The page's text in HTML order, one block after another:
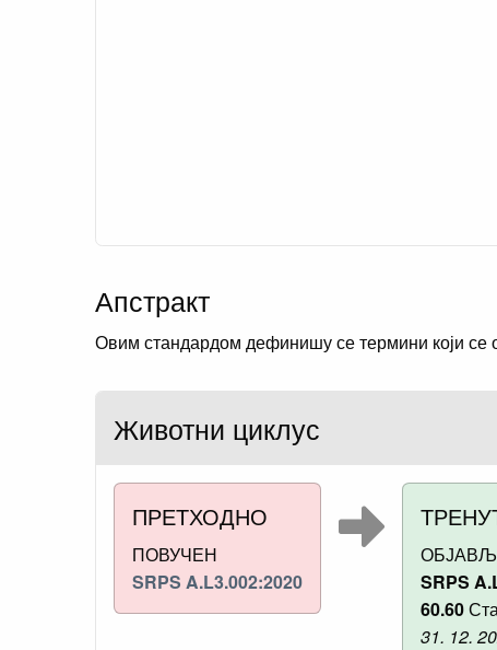
Апстракт
Овим стандардом дефинишу се термини који се
Животни циклус
ПРЕТХОДНО
ПОВУЧЕН
SRPS A.L3.002:2020
SRPS
60.60
31. 12.